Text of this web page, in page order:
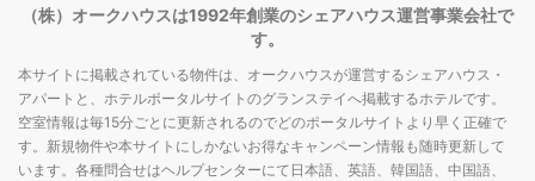
（株）オークハウスは1992年創業のシェアハウス運営事業会社で
す。
本サイトに掲載されている物件は、オークハウスが運営するシェアハウス・
アパートと、ホテルポータルサイトのグランステイへ掲載するホテルです。
空室情報は毎15分ごとに更新されるのでどのポータルサイトより早く正確で
す。新規物件や本サイトにしかないお得なキャンペーン情報も随時更新して
います。各種問合せはヘルプセンターにて日本語、英語、韓国語、中国語、